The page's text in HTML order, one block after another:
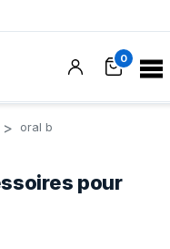
0
oral b
pour